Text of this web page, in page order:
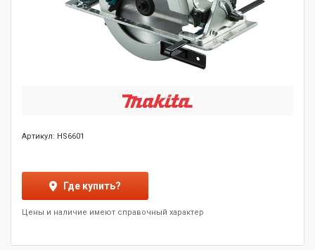
Артикул: HS6601
Где купить?
Цены и наличие имеют справочный характер